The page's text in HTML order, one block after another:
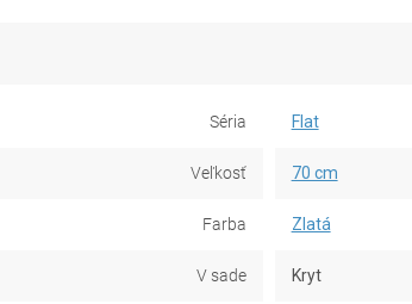
Séria Flat
Veľkosť 70 cm
Farba Zlatá
V sade Kryt